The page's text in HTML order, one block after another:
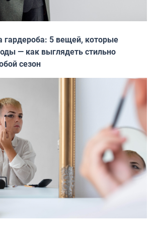
гардероба: 5 вещей, которые
— как выглядеть стильно
сезон